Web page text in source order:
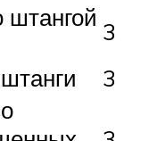
штангой 3
3